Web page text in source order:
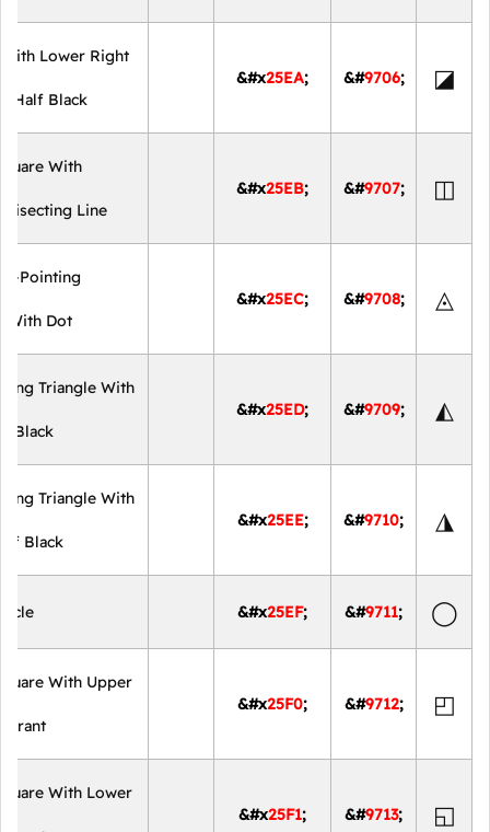
◪
&#9706;
&#x25EA;
Lower Right
Half Black
◫
&#9707;
&#x25EB;
With
Bisecting Line
◬
&#9708;
&#x25EC;
Pointing
With Dot
◭
&#9709;
&#x25ED;
Triangle With
Black
◮
&#9710;
&#x25EE;
Triangle With
Black
◯
&#9711;
&#x25EF;
◰
&#9712;
&#x25F0;
With Upper
◱
&#9713;
&#x25F1;
With Lower